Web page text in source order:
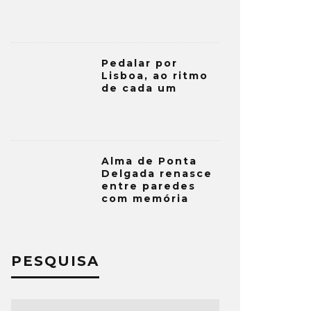
Pedalar por
Lisboa, ao ritmo
de cada um
Alma de Ponta
Delgada renasce
entre paredes
com memória
PESQUISA